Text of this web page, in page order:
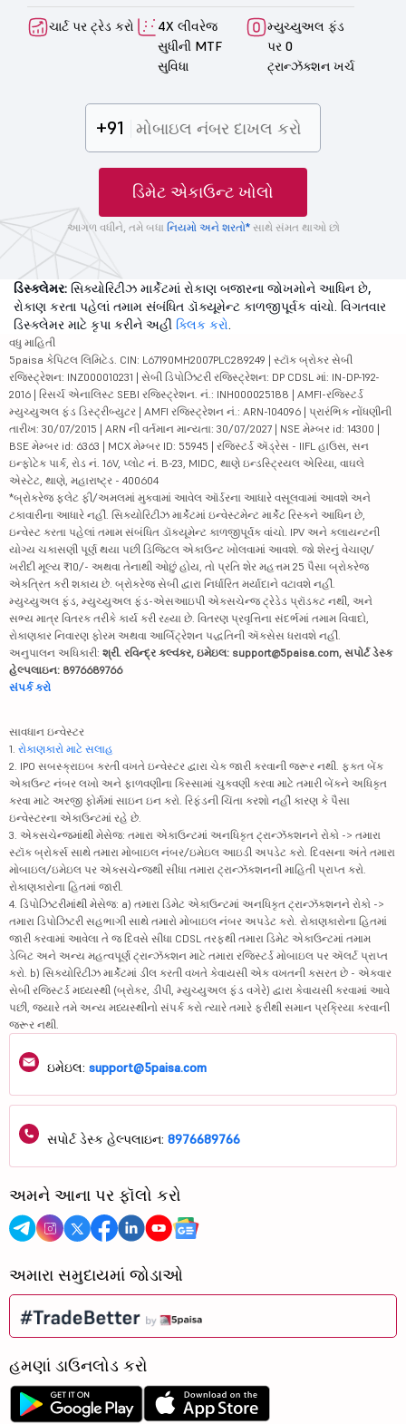
ચાર્ટ પર ટ્રેડ કરો
4X લીવરેજ
સુધીની MTF
સુવિધા
મ્યુચ્યુઅલ ફંડ
પર 0
ટ્રાન્ઝૅક્શન ખર્ચ
+91
ડિમેટ એકાઉન્ટ ખોલો
આગળ વધીને, તમે બધા નિયમો અને શરતો*સાથે સંમત થાઓ છો
ડિસ્ક્લેમર: સિક્યોરિટીઝ માર્કેટમાં રોકાણ બજારના જોખમોને આધિન છે,
રોકાણ કરતા પહેલાં તમામ સંબંધિત ડૉક્યૂમેન્ટ કાળજીપૂર્વક વાંચો. વિગતવાર
ડિસ્ક્લેમર માટે કૃપા કરીને અહીં ક્લિક કરો.
વધુ માહિતી
5paisa કેપિટલ લિમિટેડ. CIN: L67190MH2007PLC289249 | સ્ટૉક બ્રોકર સેબી
રજિસ્ટ્રેશન: INZ000010231 | સેબી ડિપોઝિટરી રજિસ્ટ્રેશન: DP CDSL માં: IN-DP-192-
2016 | રિસર્ચ એનાલિસ્ટ SEBI રજિસ્ટ્રેશન. નં.: INH000025188 | AMFI-રજિસ્ટર્ડ
મ્યુચ્યુઅલ ફંડ ડિસ્ટ્રીબ્યુટર | AMFI રજિસ્ટ્રેશન નં.: ARN-104096 | પ્રારંભિક નોંધણીની
તારીખ: 30/07/2015 | ARN ની વર્તમાન માન્યતા: 30/07/2027 | NSE મેમ્બર id: 14300 |
BSE મેમ્બર id: 6363 | MCX મેમ્બર ID: 55945 | રજિસ્ટર્ડ ઍડ્રેસ - IIFL હાઉસ, સન
ઇન્ફોટેક પાર્ક, રોડ નં. 16V, પ્લોટ નં. B-23, MIDC, થાણે ઇન્ડસ્ટ્રિયલ એરિયા, વાઘલે
એસ્ટેટ, થાણે, મહારાષ્ટ્ર - 400604
*બ્રોકરેજ ફ્લેટ ફી/અમલમાં મુકવામાં આવેલ ઑર્ડરના આધારે વસૂલવામાં આવશે અને
ટકાવારીના આધારે નહીં. સિક્યોરિટીઝ માર્કેટમાં ઇન્વેસ્ટમેન્ટ માર્કેટ રિસ્કને આધિન છે,
ઇન્વેસ્ટ કરતા પહેલાં તમામ સંબંધિત ડૉક્યૂમેન્ટ કાળજીપૂર્વક વાંચો. IPV અને ક્લાયન્ટની
યોગ્ય ચકાસણી પૂર્ણ થયા પછી ડિજિટલ એકાઉન્ટ ખોલવામાં આવશે. જો શેરનું વેચાણ/
ખરીદી મૂલ્ય ₹10/- અથવા તેનાથી ઓછું હોય, તો પ્રતિ શેર મહત્તમ 25 પૈસા બ્રોકરેજ
એકત્રિત કરી શકાય છે. બ્રોકરેજ સેબી દ્વારા નિર્ધારિત મર્યાદાને વટાવશે નહીં.
મ્યુચ્યુઅલ ફંડ, મ્યુચ્યુઅલ ફંડ-એસઆઇપી એક્સચેન્જ ટ્રેડેડ પ્રૉડક્ટ નથી, અને
સભ્ય માત્ર વિતરક તરીકે કાર્ય કરી રહ્યા છે. વિતરણ પ્રવૃત્તિના સંદર્ભમાં તમામ વિવાદો,
રોકાણકાર નિવારણ ફોરમ અથવા આર્બિટ્રેશન પદ્ધતિની ઍક્સેસ ધરાવશે નહીં.
અનુપાલન અધિકારી: શ્રી. રવિન્દ્ર કલ્વંકર, ઇમેઇલ: support@5paisa.com, સપોર્ટ ડેસ્ક
હેલ્પલાઇન: 8976689766
સંપર્ક કરો
સાવધાન ઇન્વેસ્ટર
1. રોકાણકારો માટે સલાહ
2. IPO સબસ્ક્રાઇબ કરતી વખતે ઇન્વેસ્ટર દ્વારા ચેક જારી કરવાની જરૂર નથી. ફક્ત બેંક
એકાઉન્ટ નંબર લખો અને ફાળવણીના કિસ્સામાં ચુકવણી કરવા માટે તમારી બેંકને અધિકૃત
કરવા માટે અરજી ફોર્મમાં સાઇન ઇન કરો. રિફંડની ચિંતા કરશો નહીં કારણ કે પૈસા
ઇન્વેસ્ટરના એકાઉન્ટમાં રહે છે.
3. એક્સચેન્જમાંથી મેસેજ: તમારા એકાઉન્ટમાં અનધિકૃત ટ્રાન્ઝૅક્શનને રોકો -> તમારા
સ્ટૉક બ્રોકર્સ સાથે તમારા મોબાઇલ નંબર/ઇમેઇલ આઇડી અપડેટ કરો. દિવસના અંતે તમારા
મોબાઇલ/ઇમેઇલ પર એક્સચેન્જથી સીધા તમારા ટ્રાન્ઝૅક્શનની માહિતી પ્રાપ્ત કરો.
રોકાણકારોના હિતમાં જારી.
4. ડિપોઝિટરીમાંથી મેસેજ: a) તમારા ડિમેટ એકાઉન્ટમાં અનધિકૃત ટ્રાન્ઝૅક્શનને રોકો ->
તમારા ડિપોઝિટરી સહભાગી સાથે તમારો મોબાઇલ નંબર અપડેટ કરો. રોકાણકારોના હિતમાં
જારી કરવામાં આવેલા તે જ દિવસે સીધા CDSL તરફથી તમારા ડિમેટ એકાઉન્ટમાં તમામ
ડેબિટ અને અન્ય મહત્વપૂર્ણ ટ્રાન્ઝૅક્શન માટે તમારા રજિસ્ટર્ડ મોબાઇલ પર ઍલર્ટ પ્રાપ્ત
કરો. b) સિક્યોરિટીઝ માર્કેટમાં ડીલ કરતી વખતે કેવાયસી એક વખતની કસરત છે - એકવાર
સેબી રજિસ્ટર્ડ મધ્યસ્થી (બ્રોકર, ડીપી, મ્યુચ્યુઅલ ફંડ વગેરે) દ્વારા કેવાયસી કરવામાં આવે
પછી, જ્યારે તમે અન્ય મધ્યસ્થીનો સંપર્ક કરો ત્યારે તમારે ફરીથી સમાન પ્રક્રિયા કરવાની
જરૂર નથી.
ઇમેઇલ: support@5paisa.com
સપોર્ટ ડેસ્ક હેલ્પલાઇન: 8976689766
અમને આના પર ફૉલો કરો
અમારા સમુદાયમાં જોડાઓ
હમણાં ડાઉનલોડ કરો